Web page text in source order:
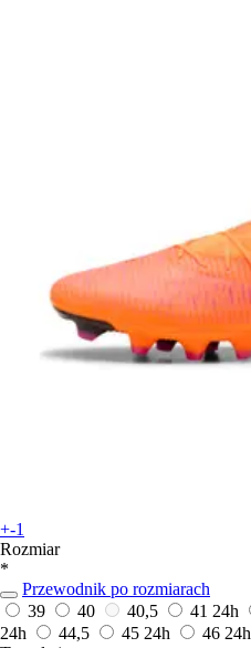
+-1
Rozmiar
*
Przewodnik po rozmiarach
39
40 40,5 41 24h
24h
44,5 45 24h 46 24h